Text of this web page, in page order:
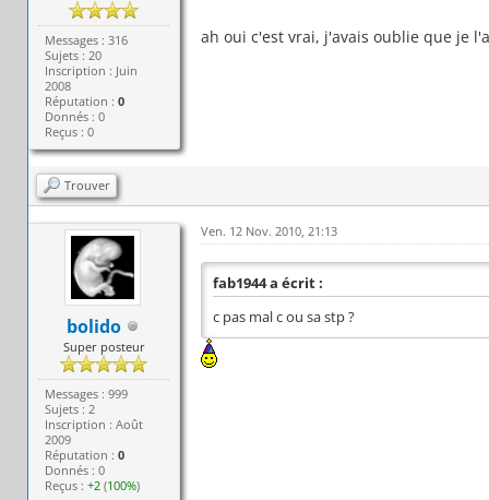
Messages : 316
Sujets : 20
Inscription : Juin
2008
Réputation :0
Donnés : 0
Reçus : 0
ah oui c'est vrai, j'avais oublie que je
Trouver
bolido
Super posteur
Messages : 999
Sujets : 2
Inscription : Août
2009
Réputation :0
Donnés : 0
Reçus :+2 (100%)
Ven. 12 Nov. 2010, 21:13
fab1944 a écrit :
c pas mal c ou sa stp ?